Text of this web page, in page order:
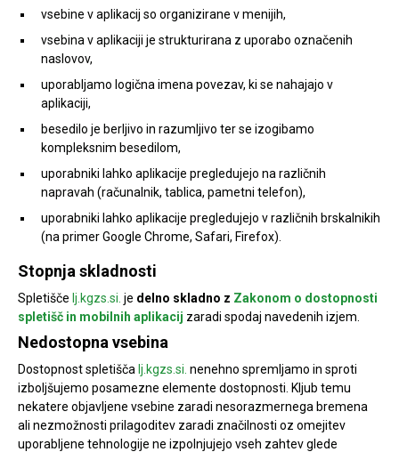
vsebine v aplikacij so organizirane v menijih,
vsebina v aplikaciji je strukturirana z uporabo označenih
naslovov,
uporabljamo logična imena povezav, ki se nahajajo v
aplikaciji,
besedilo je berljivo in razumljivo ter se izogibamo
kompleksnim besedilom,
uporabniki lahko aplikacije pregledujejo na različnih
napravah (računalnik, tablica, pametni telefon),
uporabniki lahko aplikacije pregledujejo v različnih brskalnikih
(na primer Google Chrome, Safari, Firefox).
Stopnja skladnosti
Spletišče lj.kgzs.si. je delno skladno z Zakonom o dostopnosti
spletišč in mobilnih aplikacij zaradi spodaj navedenih izjem.
Nedostopna vsebina
Dostopnost spletišča lj.kgzs.si. nenehno spremljamo in sproti
izboljšujemo posamezne elemente dostopnosti. Kljub temu
nekatere objavljene vsebine zaradi nesorazmernega bremena
ali nezmožnosti prilagoditev zaradi značilnosti oz omejitev
uporabljene tehnologije ne izpolnjujejo vseh zahtev glede